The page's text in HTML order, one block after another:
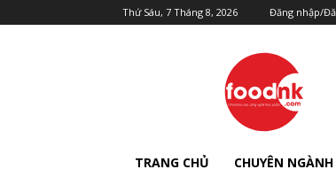
Thứ Sáu, 7 Tháng 8, 2026 Đăng nhập/
TRANG CHỦ CHUYÊN NGÀNH